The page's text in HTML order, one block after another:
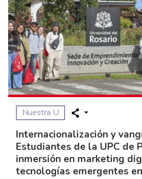
Nuestra U
Internacionalización y
Estudiantes de la UPC de
inmersión en marketing
tecnologías emergentes